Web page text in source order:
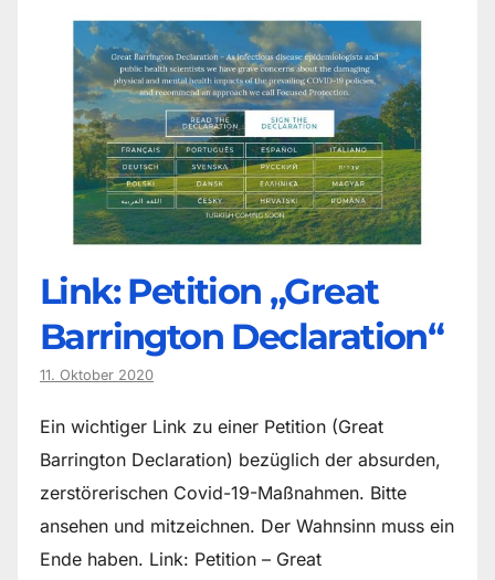
Link: Petition „Great
Barrington Declaration“
11. Oktober 2020
Ein wichtiger Link zu einer Petition (Great
Barrington Declaration) bezüglich der absurden,
zerstörerischen Covid-19-Maßnahmen. Bitte
ansehen und mitzeichnen. Der Wahnsinn muss ein
Ende haben. Link: Petition – Great